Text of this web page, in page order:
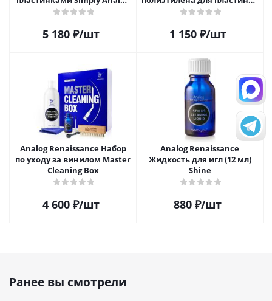
200мл
5 180₽/шт
(25шт)
1 150₽/шт
Analog Renaissance Набор
по уходу за винилом Master
Cleaning Box
4 600₽/шт
Analog Renaissance
Жидкость для игл (12 мл)
Shine
880 ₽/шт
Ранее вы смотрели